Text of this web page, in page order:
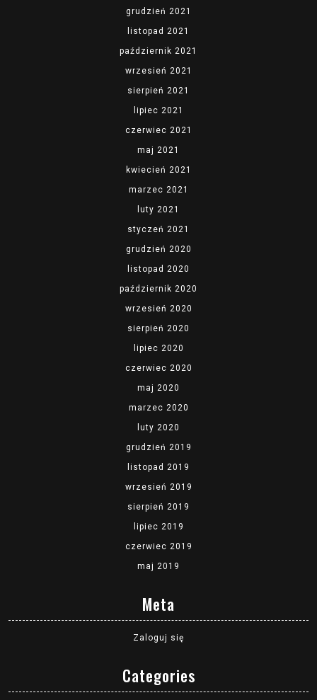
grudzień 2021
listopad 2021
październik 2021
wrzesień 2021
sierpień 2021
lipiec 2021
czerwiec 2021
maj 2021
kwiecień 2021
marzec 2021
luty 2021
styczeń 2021
grudzień 2020
listopad 2020
październik 2020
wrzesień 2020
sierpień 2020
lipiec 2020
czerwiec 2020
maj 2020
marzec 2020
luty 2020
grudzień 2019
listopad 2019
wrzesień 2019
sierpień 2019
lipiec 2019
czerwiec 2019
maj 2019
Meta
Zaloguj się
Categories